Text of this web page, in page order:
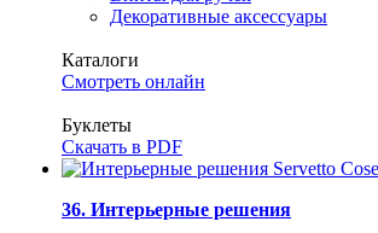
Декоративные аксессуары
Каталоги
Смотреть онлайн
Буклеты
Скачать в PDF
36. Интерьерные решения